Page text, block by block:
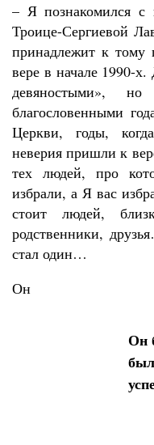
– Я познакомился с
Троице-Сергиевой
принадлежит к тому
вере в начале 1990-
девяностыми»,
благословенными
Церкви, годы,
неверия пришли к
тех людей, про
избрали, а Я вас
стоит людей,
родственники,
стал один…
Он
Он